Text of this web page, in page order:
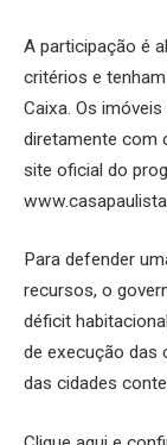
A participação é
critérios e
Caixa. Os
diretamente com
site oficial do
Para defender
recursos, o
déficit
de execução das
das cidades